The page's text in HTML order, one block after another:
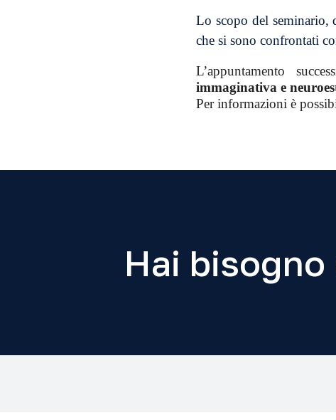
Lo scopo del seminario,
che si sono confrontati
L’appuntamento
immaginativa e
Per informazioni è
Hai